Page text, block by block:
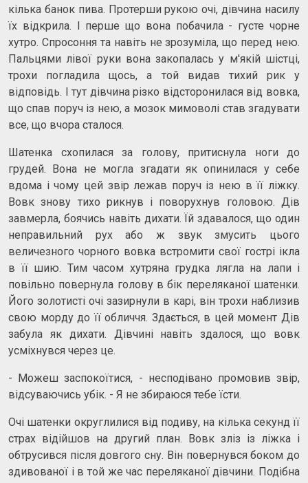
кілька банок пива. Протерши рукою очі, дівчина насилу
їх відкрила. І перше що вона побачила - густе чорне
хутро. Спросоння та навіть не зрозуміла, що перед нею.
Пальцями лівої руки вона закопалась у м'якій шістці,
трохи погладила щось, а той видав тихий рик у
відповідь. І тут дівчина різко відсторонилася від вовка,
що спав поруч із нею, а мозок мимоволі став згадувати
все, що вчора сталося.
Шатенка схопилася за голову, притиснула ноги до
грудей. Вона не могла згадати як опинилася у себе
вдома і чому цей звір лежав поруч із нею в її ліжку.
Вовк знову тихо рикнув і поворухнув головою. Дів
завмерла, боячись навіть дихати. Їй здавалося, що один
неправильний рух або ж звук змусить цього
величезного чорного вовка встромити свої гострі ікла
в її шию. Тим часом хутряна грудка лягла на лапи і
повільно повернула голову в бік переляканої шатенки.
Його золотисті очі зазирнули в карі, він трохи наблизив
свою морду до її обличчя. Здається, в цей момент Дів
забула як дихати. Дівчині навіть здалося, що вовк
усміхнувся через це.
- Можеш заспокоїтися, - несподівано промовив звір,
відсуваючись убік. - Я не збираюся тебе їсти.
Очі шатенки округлилися від подиву, на кілька секунд її
страх відійшов на другий план. Вовк зліз із ліжка і
обтрусився після довгого сну. Він повернувся боком до
здивованої і в той же час переляканої дівчини. Подібна